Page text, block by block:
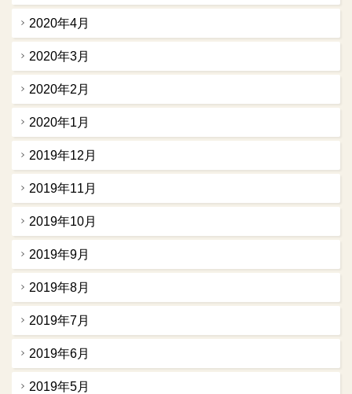
2020年4月
2020年3月
2020年2月
2020年1月
2019年12月
2019年11月
2019年10月
2019年9月
2019年8月
2019年7月
2019年6月
2019年5月